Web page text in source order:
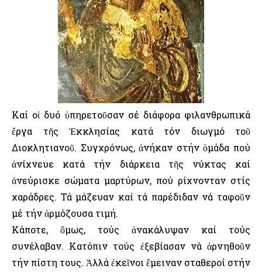
Καί οἱ δυό ὑπηρετοῦσαν σέ διάφορα φιλανθρωπικά
ἔργα τῆς Ἐκκλησίας κατά τόν διωγμό τοῦ
Διοκλητιανοῦ. Συγχρόνως, ἀνήκαν στήν ὁμάδα πού
ἀνίχνευε κατά τήν διάρκεια τῆς νύκτας καί
ἀνεύρισκε σώματα μαρτύρων, πού ρίχνονταν στίς
χαράδρες. Τά μάζευαν καί τά παρέδιδαν νά ταφοῦν
μέ τήν ἁρμόζουσα τιμή.
Κάποτε, ὅμως, τούς ἀνακάλυψαν καί τούς
συνέλαβαν. Κατόπιν τούς ἐξεβίασαν νά ἀρνηθοῦν
τήν πίστη τους. Ἀλλά ἐκεῖνοι ἔμειναν σταθεροί στήν